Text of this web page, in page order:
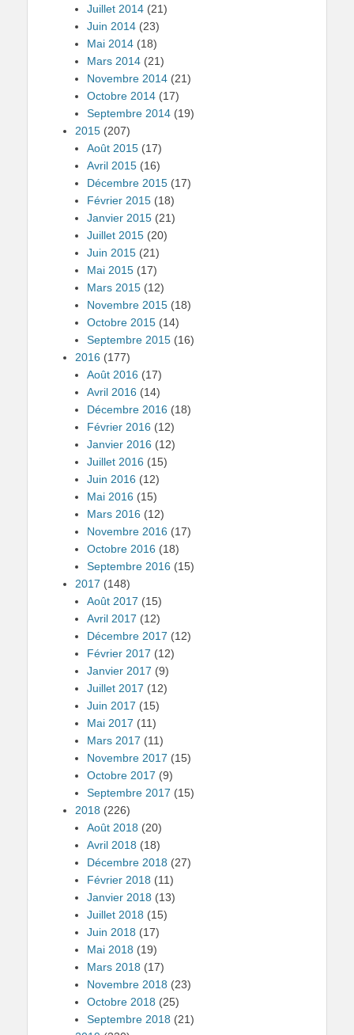
Juillet 2014 (21)
Juin 2014 (23)
Mai 2014 (18)
Mars 2014 (21)
Novembre 2014 (21)
Octobre 2014 (17)
Septembre 2014 (19)
2015 (207)
Août 2015 (17)
Avril 2015 (16)
Décembre 2015 (17)
Février 2015 (18)
Janvier 2015 (21)
Juillet 2015 (20)
Juin 2015 (21)
Mai 2015 (17)
Mars 2015 (12)
Novembre 2015 (18)
Octobre 2015 (14)
Septembre 2015 (16)
2016 (177)
Août 2016 (17)
Avril 2016 (14)
Décembre 2016 (18)
Février 2016 (12)
Janvier 2016 (12)
Juillet 2016 (15)
Juin 2016 (12)
Mai 2016 (15)
Mars 2016 (12)
Novembre 2016 (17)
Octobre 2016 (18)
Septembre 2016 (15)
2017 (148)
Août 2017 (15)
Avril 2017 (12)
Décembre 2017 (12)
Février 2017 (12)
Janvier 2017 (9)
Juillet 2017 (12)
Juin 2017 (15)
Mai 2017 (11)
Mars 2017 (11)
Novembre 2017 (15)
Octobre 2017 (9)
Septembre 2017 (15)
2018 (226)
Août 2018 (20)
Avril 2018 (18)
Décembre 2018 (27)
Février 2018 (11)
Janvier 2018 (13)
Juillet 2018 (15)
Juin 2018 (17)
Mai 2018 (19)
Mars 2018 (17)
Novembre 2018 (23)
Octobre 2018 (25)
Septembre 2018 (21)